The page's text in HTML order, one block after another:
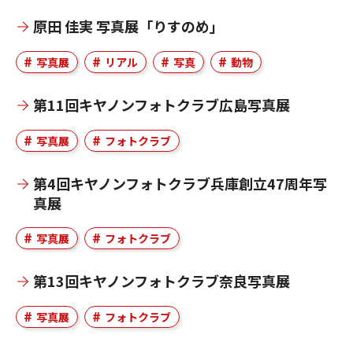
原田 佳実 写真展「りすのめ」
写真展 リアル 写真 動物
第11回キヤノンフォトクラブ広島写真展
写真展 フォトクラブ
第4回キヤノンフォトクラブ兵庫創立47周年写
真展
写真展 フォトクラブ
第13回キヤノンフォトクラブ奈良写真展
写真展 フォトクラブ